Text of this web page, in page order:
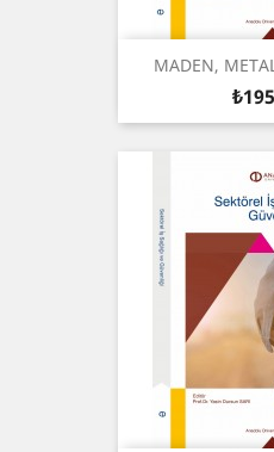
MADEN,